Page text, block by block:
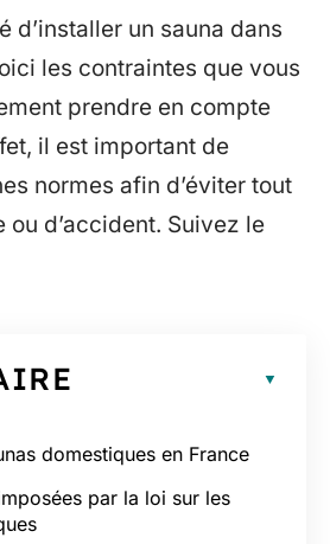
d’installer un sauna dans
les contraintes que vous
prendre en compte
il est important de
normes afin d’éviter tout
ou d’accident. Suivez le
domestiques en France
par la loi sur les